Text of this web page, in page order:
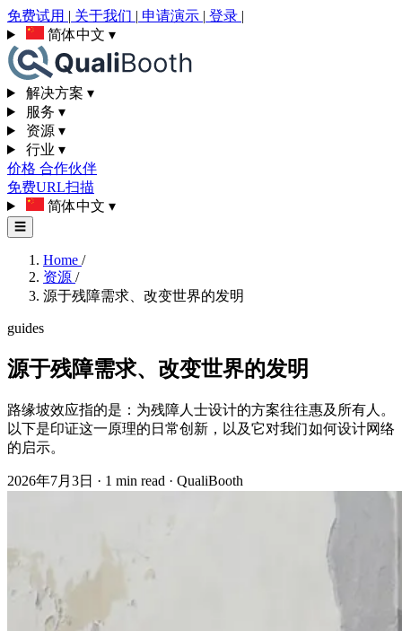
免费试用 | 关于我们 | 申请演示 | 登录 |
简体中文 ▾
解决方案 ▾
服务 ▾
资源 ▾
行业 ▾
价格 合作伙伴
免费URL扫描
简体中文 ▾
☰
Home /
资源 /
源于残障需求、改变世界的发明
guides
源于残障需求、改变世界的发明
路缘坡效应指的是：为残障人士设计的方案往往惠及所有人。
以下是印证这一原理的日常创新，以及它对我们如何设计网络
的启示。
2026年7月3日 · 1 min read · QualiBooth